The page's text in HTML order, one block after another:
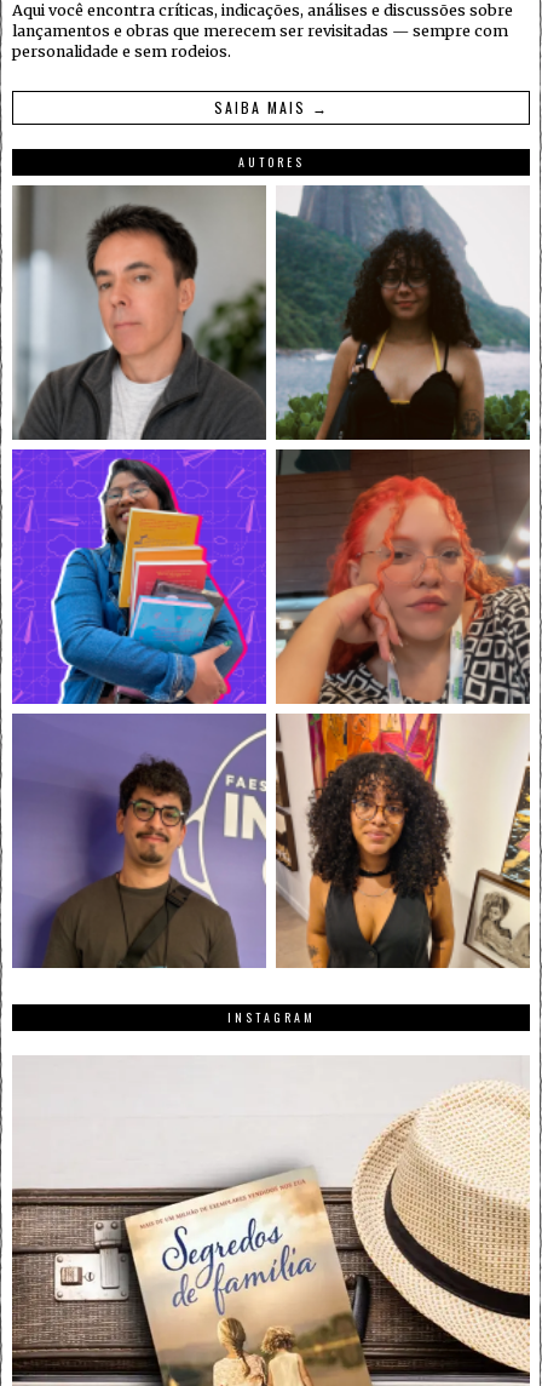
Aqui você encontra críticas, indicações, análises e discussões sobre
lançamentos e obras que merecem ser revisitadas — sempre com
personalidade e sem rodeios.
SAIBA MAIS →
AUTORES
INSTAGRAM